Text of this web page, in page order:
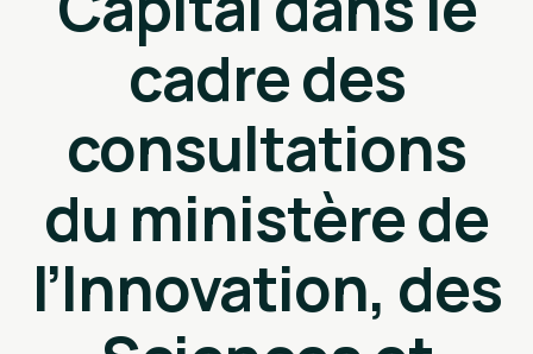
cadre des
consultations
du ministère de
l’Innovation, des